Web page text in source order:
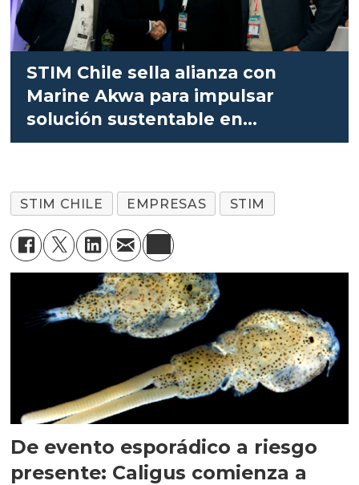
STIM Chile sella alianza con
Marine Akwa para impulsar
solución sustentable en
salmonicultura
STIM CHILE EMPRESAS STIM
De evento esporádico a riesgo
presente: Caligus comienza a